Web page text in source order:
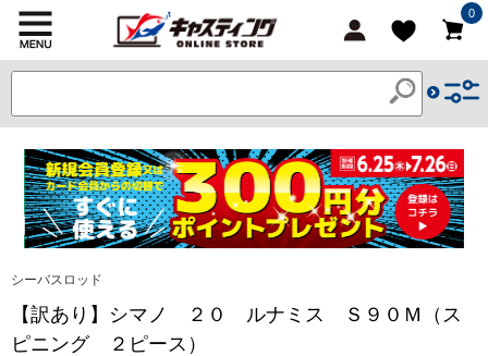
0
シーバスロッド
【訳あり】シマノ ２０ ルナミス Ｓ９０Ｍ（ス
ピニング ２ピース）